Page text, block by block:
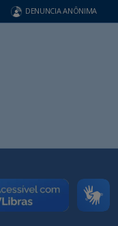
DENUNCIA ANÔNIMA